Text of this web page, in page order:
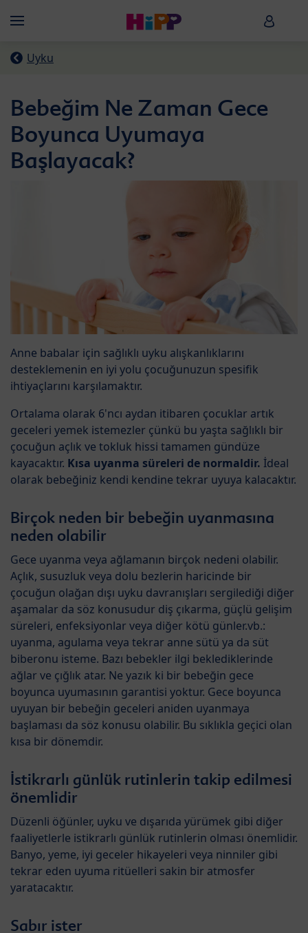
Menü HiPP
Uyku
Bebeğim Ne Zaman Gece
Boyunca Uyumaya
Başlayacak?
Anne babalar için sağlıklı uyku alışkanlıklarını
desteklemenin en iyi yolu çocuğunuzun spesifik
ihtiyaçlarını karşılamaktır.
Ortalama olarak 6'ncı aydan itibaren çocuklar artık
geceleri yemek istemezler çünkü bu yaşta sağlıklı bir
çocuğun açlık ve tokluk hissi tamamen gündüze
kayacaktır. Kısa uyanma süreleri de normaldir. İdeal
olarak bebeğiniz kendi kendine tekrar uyuya kalacaktır.
Birçok neden bir bebeğin uyanmasına
neden olabilir
Gece uyanma veya ağlamanın birçok nedeni olabilir.
Açlık, susuzluk veya dolu bezlerin haricinde bir
çocuğun olağan dışı uyku davranışları sergilediği diğer
aşamalar da söz konusudur diş çıkarma, güçlü gelişim
süreleri, enfeksiyonlar veya diğer kötü günler.vb.:
uyanma, agulama veya tekrar anne sütü ya da süt
biberonu isteme. Bazı bebekler ilgi beklediklerinde
ağlar ve çığlık atar. Ne yazık ki bir bebeğin gece
boyunca uyumasının garantisi yoktur. Gece boyunca
uyuyan bir bebeğin geceleri aniden uyanmaya
başlaması da söz konusu olabilir. Bu sıklıkla geçici olan
kısa bir dönemdir.
İstikrarlı günlük rutinlerin takip edilmesi
önemlidir
Düzenli öğünler, uyku ve dışarıda yürümek gibi diğer
faaliyetlerle istikrarlı günlük rutinlerin olması önemlidir.
Banyo, yeme, iyi geceler hikayeleri veya ninniler gibi
tekrar eden uyuma ritüelleri sakin bir atmosfer
yaratacaktır.
Sabır ister